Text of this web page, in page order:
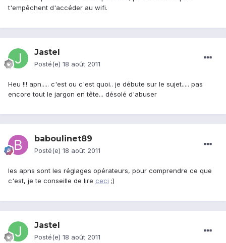
t'empêchent d'accéder au wifi.
Jastel
Posté(e) 18 août 2011
Heu !!! apn..... c'est ou c'est quoi.. je débute sur le sujet..... pas
encore tout le jargon en tête... désolé d'abuser
baboulinet89
Posté(e) 18 août 2011
les apns sont les réglages opérateurs, pour comprendre ce que
c'est, je te conseille de lire ceci ;)
Jastel
Posté(e) 18 août 2011